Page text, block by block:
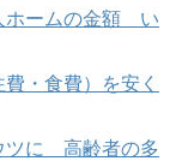
ホームの金額 い
・食費）を安く
ツに 高齢者の多